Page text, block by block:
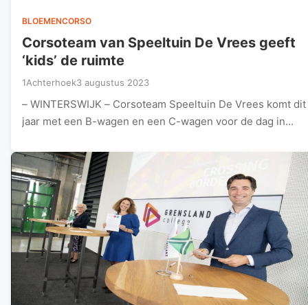
BLOEMENCORSO
Corsoteam van Speeltuin De Vrees geeft
‘kids’ de ruimte
1Achterhoek3 augustus 2023
– WINTERSWIJK – Corsoteam Speeltuin De Vrees komt dit
jaar met een B-wagen en een C-wagen voor de dag in…